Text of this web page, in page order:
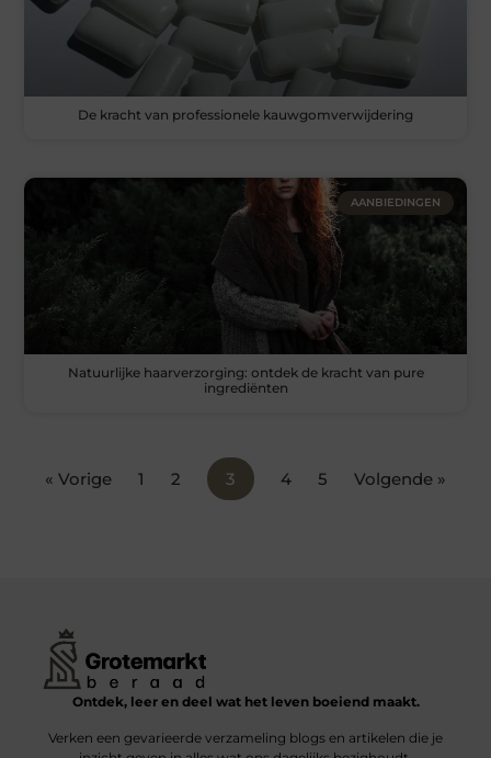
De kracht van professionele kauwgomverwijdering
AANBIEDINGEN
Natuurlijke haarverzorging: ontdek de kracht van pure
ingrediënten
« Vorige 1 2 3 4 5 Volgende »
Ontdek, leer en deel wat het leven boeiend maakt.
Verken een gevarieerde verzameling blogs en artikelen die je